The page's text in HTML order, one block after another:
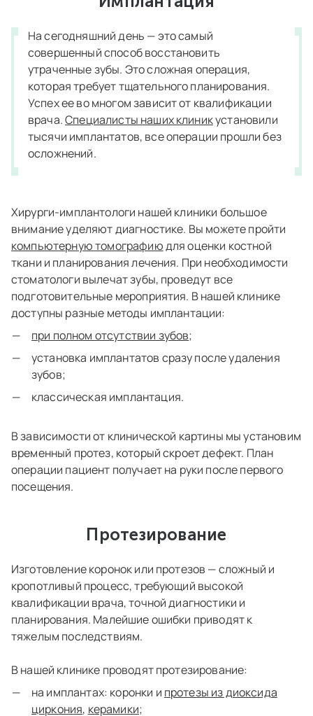
На сегодняшний день — это самый
совершенный способ восстановить
утраченные зубы. Это сложная операция,
которая требует тщательного планирования.
Успех ее во многом зависит от квалификации
врача.Специалисты наших клиникустановили
тысячи имплантатов, все операции прошли без
осложнений.
Хирурги-имплантологи нашей клиники большое
внимание уделяют диагностике. Вы можете пройти
компьютерную томографиюдля оценки костной
ткани и планирования лечения. При необходимости
стоматологи вылечат зубы, проведут все
подготовительные мероприятия. В нашей клинике
доступны разные методы имплантации:
при полном отсутствии зубов;
установка имплантатов сразу после удаления
зубов;
классическая имплантация.
В зависимости от клинической картины мы установим
временный протез, который скроет дефект. План
операции пациент получает на руки после первого
посещения.
Протезирование
Изготовление коронок или протезов — сложный и
кропотливый процесс, требующий высокой
квалификации врача, точной диагностики и
планирования. Малейшие ошибки приводят к
тяжелым последствиям.
В нашей клинике проводят протезирование:
на имплантах: коронки и протезы из диоксида
циркония, керамики;